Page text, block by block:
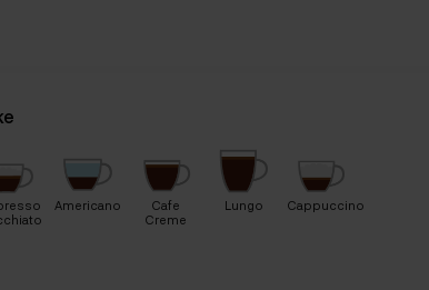
Americano
Cafe
Creme
Lungo Cappuccino